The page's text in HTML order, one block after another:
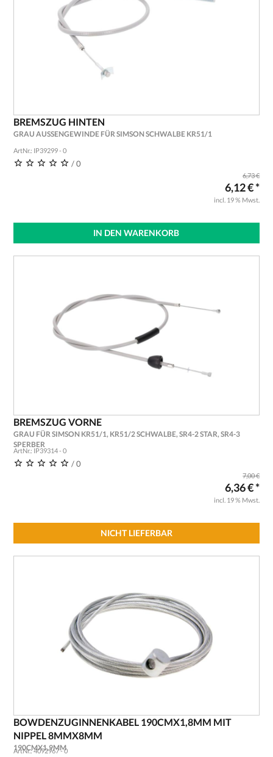
BREMSZUG HINTEN
GRAU AUSSENGEWINDE FÜR SIMSON SCHWALBE KR51/1
ArtNr.: IP39299 - 0
/ 0
6,73 €
6,12 € *
incl. 19 % Mwst.
IN DEN WARENKORB
BREMSZUG VORNE
GRAU FÜR SIMSON KR51/1, KR51/2 SCHWALBE, SR4-2 STAR, SR4-3
SPERBER
ArtNr.: IP39314 - 0
/ 0
7,00 €
6,36 € *
incl. 19 % Mwst.
NICHT LIEFERBAR
BOWDENZUGINNENKABEL 190CMX1,8MM MIT
NIPPEL 8MMX8MM
190CMX1,9MM
ArtNr.: 4092967 - 0